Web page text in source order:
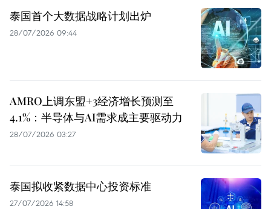
泰国首个大数据战略计划出炉
28/07/2026 09:44
AMRO上调东盟+3经济增长预测至
4.1%：半导体与AI需求成主要驱动力
28/07/2026 03:27
泰国拟收紧数据中心投资标准
27/07/2026 14:58